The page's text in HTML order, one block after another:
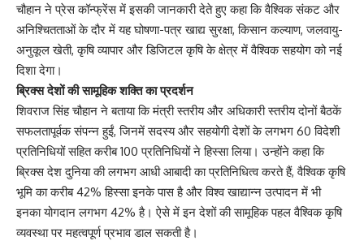
चौहान ने प्रेस कॉन्फ्रेंस में इसकी जानकारी देते हुए कहा कि वैश्विक संकट और
अनिश्चितताओं के दौर में यह घोषणा-पत्र खाद्य सुरक्षा, किसान कल्याण, जलवायु-
अनुकूल खेती, कृषि व्यापार और डिजिटल कृषि के क्षेत्र में वैश्विक सहयोग को नई
दिशा देगा।
ब्रिक्स देशों की सामूहिक शक्ति का प्रदर्शन
शिवराज सिंह चौहान ने बताया कि मंत्री स्तरीय और अधिकारी स्तरीय दोनों बैठकें
सफलतापूर्वक संपन्न हुईं, जिनमें सदस्य और सहयोगी देशों के लगभग 60 विदेशी
प्रतिनिधियों सहित करीब 100 प्रतिनिधियों ने हिस्सा लिया। उन्होंने कहा कि
ब्रिक्स देश दुनिया की लगभग आधी आबादी का प्रतिनिधित्व करते हैं, वैश्विक कृषि
भूमि का करीब 42% हिस्सा इनके पास है और विश्व खाद्यान्न उत्पादन में भी
इनका योगदान लगभग 42% है। ऐसे में इन देशों की सामूहिक पहल वैश्विक कृषि
व्यवस्था पर महत्वपूर्ण प्रभाव डाल सकती है।